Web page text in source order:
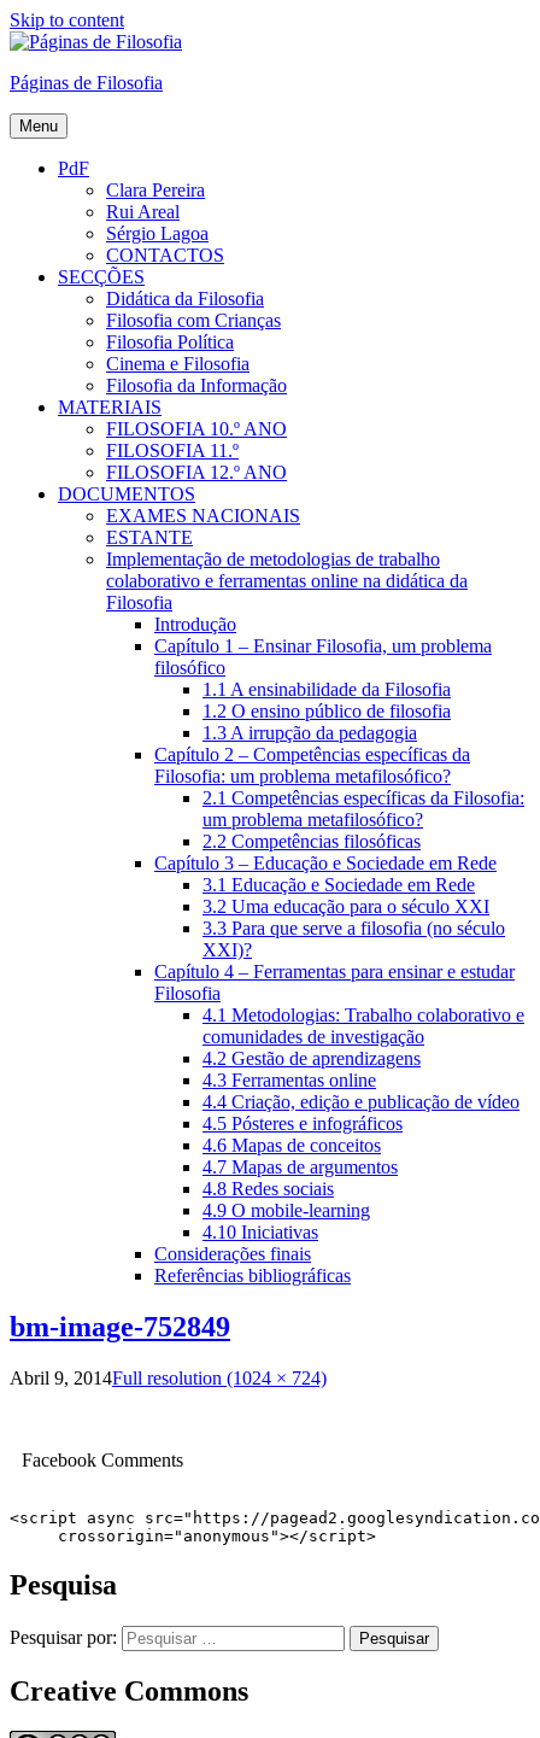
Skip to content
Páginas de Filosofia
Menu
PdF
Clara Pereira
Rui Areal
Sérgio Lagoa
CONTACTOS
SECÇÕES
Didática da Filosofia
Filosofia com Crianças
Filosofia Política
Cinema e Filosofia
Filosofia da Informação
MATERIAIS
FILOSOFIA 10.º ANO
FILOSOFIA 11.º
FILOSOFIA 12.º ANO
DOCUMENTOS
EXAMES NACIONAIS
ESTANTE
Implementação de metodologias de trabalho
colaborativo e ferramentas online na didática da
Filosofia
Introdução
Capítulo 1 – Ensinar Filosofia, um problema
filosófico
1.1 A ensinabilidade da Filosofia
1.2 O ensino público de filosofia
1.3 A irrupção da pedagogia
Capítulo 2 – Competências específicas da
Filosofia: um problema metafilosófico?
2.1 Competências específicas da Filosofia:
um problema metafilosófico?
2.2 Competências filosóficas
Capítulo 3 – Educação e Sociedade em Rede
3.1 Educação e Sociedade em Rede
3.2 Uma educação para o século XXI
3.3 Para que serve a filosofia (no século
XXI)?
Capítulo 4 – Ferramentas para ensinar e estudar
Filosofia
4.1 Metodologias: Trabalho colaborativo e
comunidades de investigação
4.2 Gestão de aprendizagens
4.3 Ferramentas online
4.4 Criação, edição e publicação de vídeo
4.5 Pósteres e infográficos
4.6 Mapas de conceitos
4.7 Mapas de argumentos
4.8 Redes sociais
4.9 O mobile-learning
4.10 Iniciativas
Considerações finais
Referências bibliográficas
bm-image-752849
Abril 9, 2014Full resolution (1024 × 724)
Facebook Comments
<script async src="https://
     crossorigin="anonymous"></script>
Pesquisa
Pesquisar por:
Creative Commons